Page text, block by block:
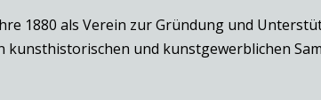
1880 als Verein zur Gründung und
kunsthistorischen und kunstgewerblichen